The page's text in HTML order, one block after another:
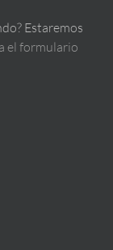
Estaremos
el formulario